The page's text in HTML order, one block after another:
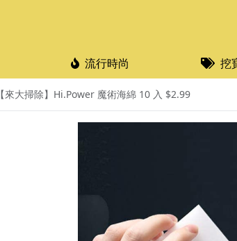
流行時尚 挖
【來大掃除】Hi.Power 魔術海綿 10 入 $2.99